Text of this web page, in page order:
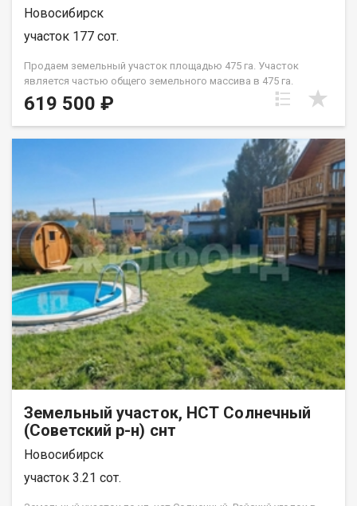
Новосибирск
участок 177 сот.
Продаем земельный участок площадью 475 га. Участок
является частью общего земельного массива в 475 га.
Рассматриваем продажу, как единым массивом, так и
нарезами от 50 га. Стоимость указана за 1,77 га при условии
покупки от 50 га. Участок залеснен. Все что расположено на
участке является собственностью собственника. Земельный
участок находится в собственности у физического лица.
Техусловия не согласованы. Граничит с Питомником растений
Малиновским и Академ Ягодой. А также множественными
СНТ Березовского сельсовета. По участку проходит ЛЭП,
есть возможность подключения, свободные мощности.
Участок расположен вдоль трассы. Станция электрички
Геодезическая находится в 3 км. Уникальный ландшафт
участка, и технические возможности, дает возможность
использования от сельхозпроизводства, до организации
экотуризма. Рассматриваем продажу, как единым массивом,
так и нарезами от 50 га. Код пользователя: 46828 Номер в
базе: 7062860
619 500 ₽
Земельный участок, НСТ Солнечный
(Советский р-н) снт
Новосибирск
участок 3.21 сот.